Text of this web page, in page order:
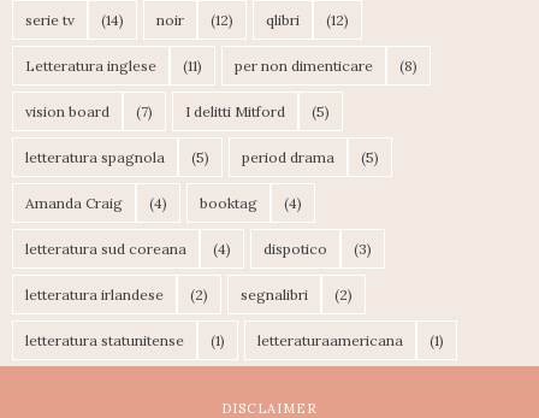
serie tv (14) noir (12) qlibri (12)
Letteratura inglese (11) per non dimenticare (8)
vision board (7) I delitti Mitford (5)
letteratura spagnola (5) period drama (5)
Amanda Craig (4) booktag (4)
letteratura sud coreana (4) dispotico (3)
letteratura irlandese (2) segnalibri (2)
letteratura statunitense (1) letteraturaamericana (1)
DISCLAIMER